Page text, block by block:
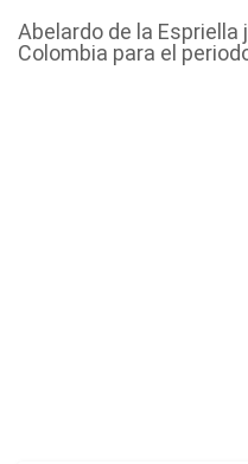
Abelardo de la
Colombia para el